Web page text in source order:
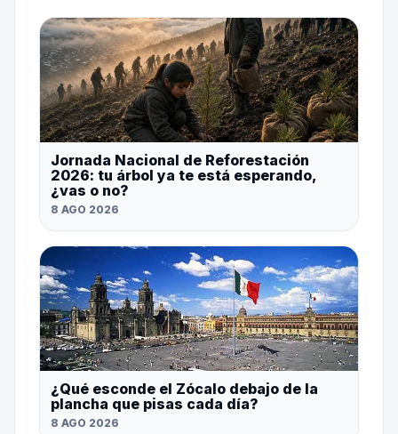
Jornada Nacional de Reforestación
2026: tu árbol ya te está esperando,
¿vas o no?
8 AGO 2026
¿Qué esconde el Zócalo debajo de la
plancha que pisas cada día?
8 AGO 2026